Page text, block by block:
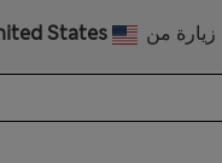
زيارة من States?